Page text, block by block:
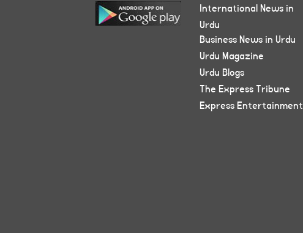
International News in
Urdu
Business News in Urdu
Urdu Magazine
Urdu Blogs
The Express Tribune
Express Entertainment